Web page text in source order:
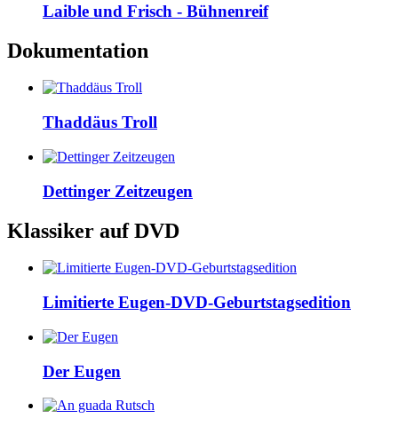
Laible und Frisch - Bühnenreif
Dokumentation
Thaddäus Troll
Dettinger Zeitzeugen
Klassiker auf DVD
Limitierte Eugen-DVD-Geburtstagsedition
Der Eugen